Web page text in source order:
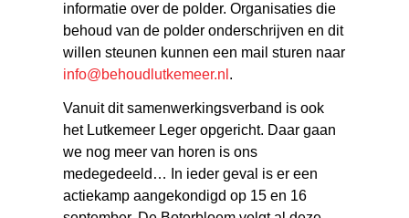
informatie over de polder. Organisaties die
behoud van de polder onderschrijven en dit
willen steunen kunnen een mail sturen naar
info@behoudlutkemeer.nl .
Vanuit dit samenwerkingsverband is ook
het Lutkemeer Leger opgericht. Daar gaan
we nog meer van horen is ons
medegedeeld… In ieder geval is er een
actiekamp aangekondigd op 15 en 16